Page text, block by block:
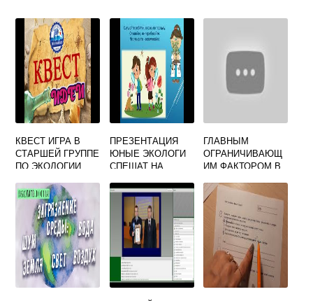
КВЕСТ ИГРА В
СТАРШЕЙ ГРУППЕ
ПО ЭКОЛОГИИ
ПРЕЗЕНТАЦИЯ
ЮНЫЕ ЭКОЛОГИ
СПЕШАТ НА
ГЛАВНЫМ
ОГРАНИЧИВАЮЩ
ИМ ФАКТОРОМ В
ТУНДРЫ
ЯВЛЯЕТСЯ